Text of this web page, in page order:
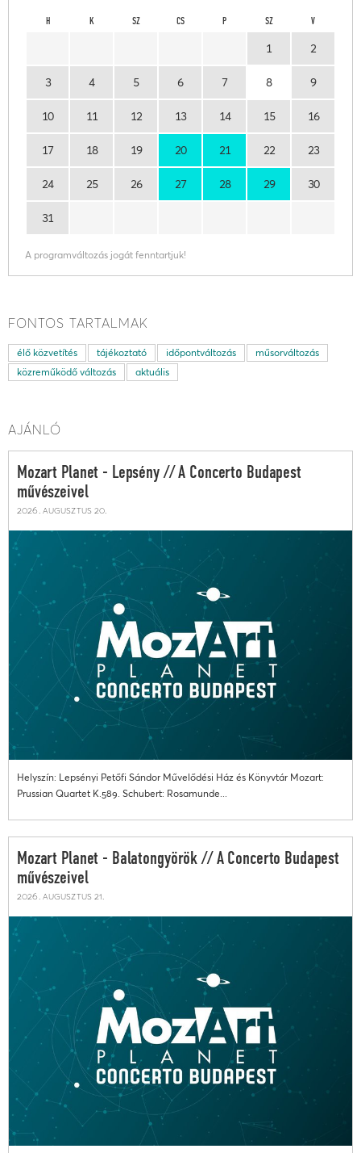
H K SZ CS P SZ V
1 2
3 4 5 6 7 8 9
10 11 12 13 14 15 16
17 18 19 20 21 22 23
24 25 26 27 28 29 30
31
A programváltozás jogát fenntartjuk!
FONTOS TARTALMAK
élő közvetítés tájékoztató időpontváltozás
műsorváltozás
közreműködő változás
aktuális
AJÁNLÓ
Mozart Planet - Lepsény // A Concerto Budapest
művészeivel
2026. augusztus 20.
Helyszín: Lepsényi Petőfi Sándor Művelődési Ház és Könyvtár Mozart:
Prussian Quartet K.589. Schubert: Rosamunde...
Mozart Planet - Balatongyörök // A Concerto Budapest
művészeivel
2026. augusztus 21.